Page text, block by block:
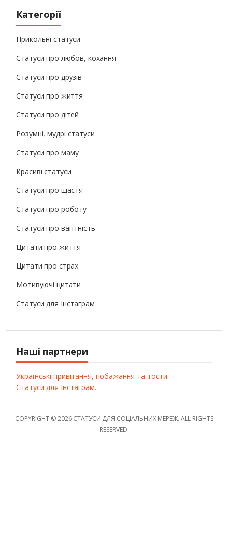
Категорії
Прикольні статуси
Статуси про любов, кохання
Статуси про друзів
Статуси про життя
Статуси про дітей
Розумні, мудрі статуси
Статуси про маму
Красиві статуси
Статуси про щастя
Статуси про роботу
Статуси про вагітність
Цитати про життя
Цитати про страх
Мотивуючі цитати
Статуси для Інстаграм
Наші партнери
Українські привітання, побажання та тости.
Статуси для Інстаграм.
COPYRIGHT © 2026 СТАТУСИ ДЛЯ СОЦІАЛЬНИХ МЕРЕЖ. ALL RIGHTS
RESERVED.